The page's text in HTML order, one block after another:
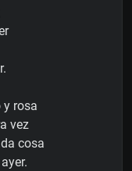
y rosa
vez
cosa